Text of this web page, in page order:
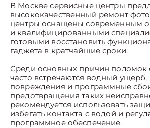
В Москве сервисные центры
высококачественный ремонт
центры оснащены современным
и квалифицированными
готовыми восстановить
гаджета в кратчайшие сроки.
Среди основных причин поломок
часто встречаются водный
повреждения и программные
предотвращения таких
рекомендуется использовать
избегать контакта с водой и
программное обеспечение.